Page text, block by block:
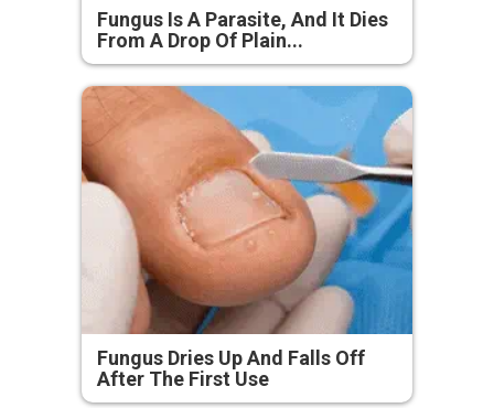
Fungus Is A Parasite, And It Dies
From A Drop Of Plain...
Fungus Dries Up And Falls Off
After The First Use